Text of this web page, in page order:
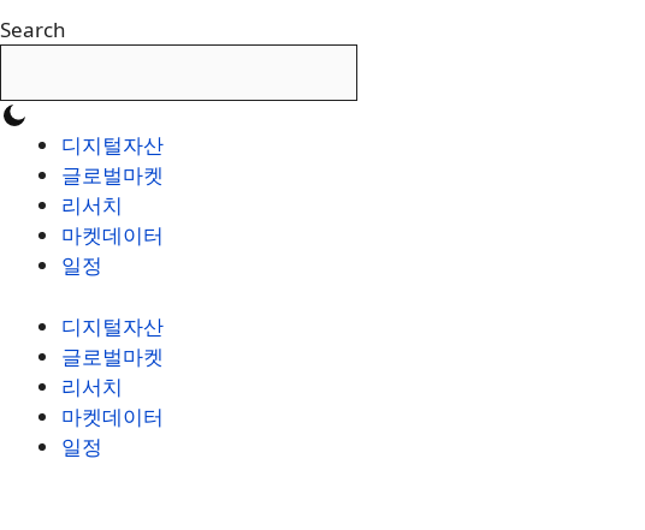
Search
디지털자산
글로벌마켓
리서치
마켓데이터
일정
디지털자산
글로벌마켓
리서치
마켓데이터
일정